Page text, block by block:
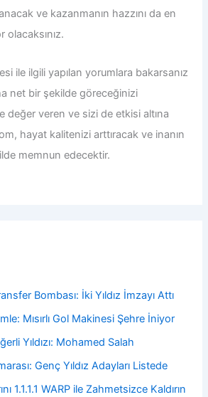
ve kazanmanın hazzını da en
olacaksınız.
ile ilgili yapılan yorumlara bakarsanız
net bir şekilde göreceğinizi
değer veren ve sizi de etkisi altına
hayat kalitenizi arttıracak ve inanın
memnun edecektir.
Bombası: İki Yıldız İmzayı Attı
Mısırlı Gol Makinesi Şehre İniyor
Yıldızı: Mohamed Salah
Genç Yıldız Adayları Listede
1.1.1.1 WARP ile Zahmetsizce Kaldırın